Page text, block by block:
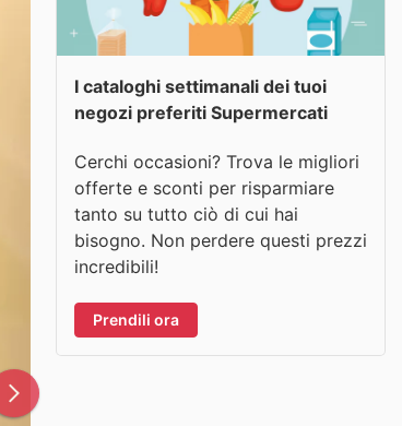
I cataloghi settimanali dei tuoi
negozi preferiti Supermercati
Cerchi occasioni? Trova le migliori
offerte e sconti per risparmiare
tanto su tutto ciò di cui hai
bisogno. Non perdere questi prezzi
incredibili!
Prendili ora